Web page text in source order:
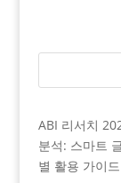
ABI 리서치
분석: 스마트
별 활용 가이드